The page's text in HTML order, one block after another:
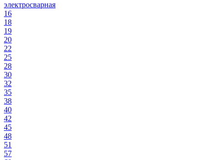
электросварная
16
18
19
20
22
25
28
30
32
35
38
40
42
45
48
51
57